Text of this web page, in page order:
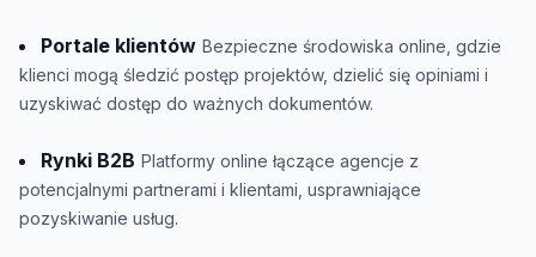
Portale klientów Bezpieczne środowiska online, gdzie
klienci mogą śledzić postęp projektów, dzielić się opiniami i
uzyskiwać dostęp do ważnych dokumentów.
Rynki B2B Platformy online łączące agencje z
potencjalnymi partnerami i klientami, usprawniające
pozyskiwanie usług.